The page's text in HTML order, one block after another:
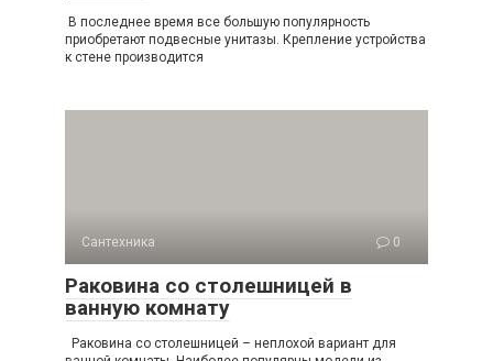
В последнее время все большую популярность
приобретают подвесные унитазы. Крепление устройства
к стене производится
Сантехника 0
Раковина со столешницей в
ванную комнату
Раковина со столешницей – неплохой вариант для